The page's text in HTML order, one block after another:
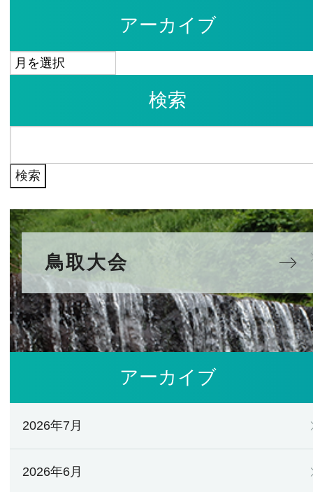
アーカイブ
ア
検索
鳥取大会
アーカイブ
2026年7月
2026年6月